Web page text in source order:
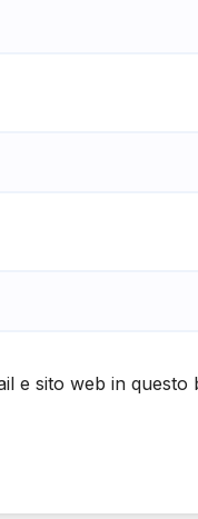
e sito web in